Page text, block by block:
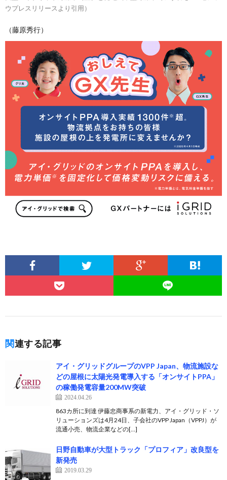
ウプレスリリースより引用）
（藤原秀行）
関連する記事
アイ・グリッドグループのVPP Japan、物流施設な
どの屋根に太陽光発電導入する「オンサイトPPA」
の稼働発電容量200MW突破
2024.04.26
863カ所に到達 伊藤忠商事系の新電力、アイ・グリッド・ソ
リューションズは4月24日、子会社のVPP Japan（VPPJ）が
流通小売、物流企業などの[…]
日野自動車が大型トラック「プロフィア」改良型を
新発売
2019.03.29